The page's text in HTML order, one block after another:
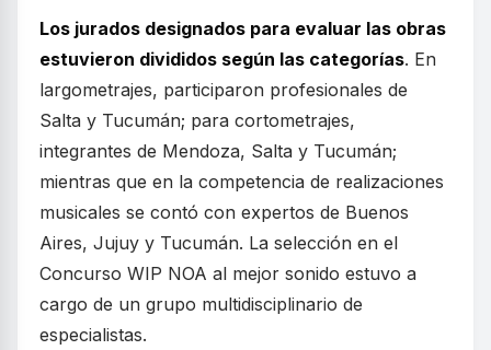
Los jurados designados para evaluar las obras
estuvieron divididos según las categorías. En
largometrajes, participaron profesionales de
Salta y Tucumán; para cortometrajes,
integrantes de Mendoza, Salta y Tucumán;
mientras que en la competencia de realizaciones
musicales se contó con expertos de Buenos
Aires, Jujuy y Tucumán. La selección en el
Concurso WIP NOA al mejor sonido estuvo a
cargo de un grupo multidisciplinario de
especialistas.